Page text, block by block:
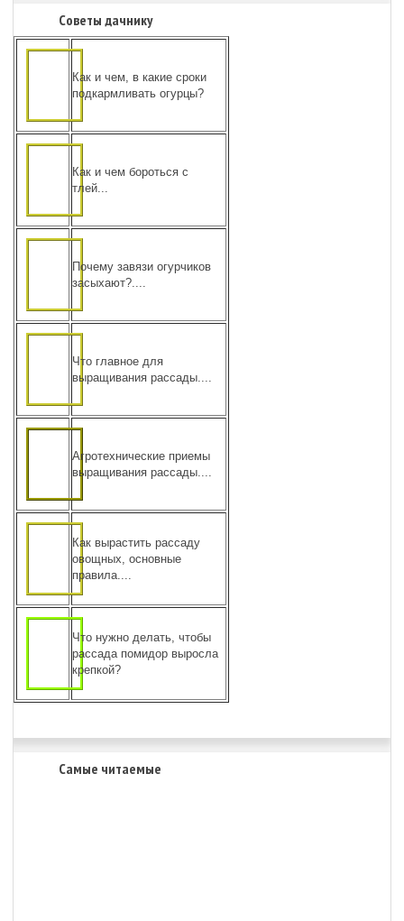
Советы дачнику
Как и чем, в какие сроки
подкармливать огурцы?
Как и чем бороться с
тлей...
Почему завязи огурчиков
засыхают?....
Что главное для
выращивания рассады....
Агротехнические приемы
выращивания рассады....
Как вырастить рассаду
овощных, основные
правила....
Что нужно делать, чтобы
рассада помидор выросла
крепкой?
Самые читаемые